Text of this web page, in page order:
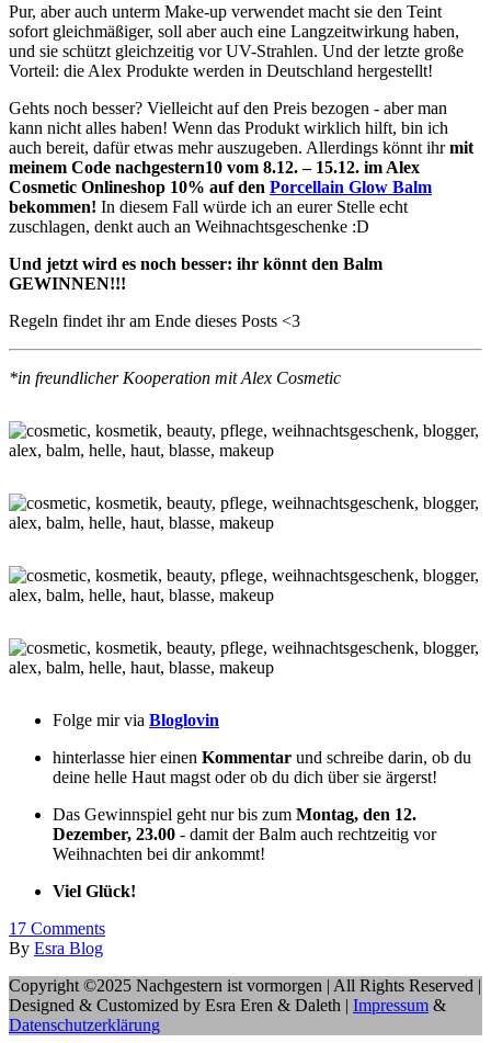
Pur, aber auch unterm Make-up verwendet macht sie den Teint
sofort gleichmäßiger, soll aber auch eine Langzeitwirkung haben,
und sie schützt gleichzeitig vor UV-Strahlen. Und der letzte große
Vorteil: die Alex Produkte werden in Deutschland hergestellt!
Gehts noch besser? Vielleicht auf den Preis bezogen - aber man
kann nicht alles haben! Wenn das Produkt wirklich hilft, bin ich
auch bereit, dafür etwas mehr auszugeben. Allerdings könnt ihrmit
meinem Code nachgestern10 vom 8.12. – 15.12. im Alex
Cosmetic Onlineshop 10% auf den Porcellain Glow Balm
bekommen! In diesem Fall würde ich an eurer Stelle echt
zuschlagen, denkt auch an Weihnachtsgeschenke :D
Und jetzt wird es noch besser: ihr könnt den Balm
GEWINNEN!!!
Regeln findet ihr am Ende dieses Posts <3
*in freundlicher Kooperation mit Alex Cosmetic
Folge mir via Bloglovin
hinterlasse hier einen Kommentar und schreibe darin, ob du
deine helle Haut magst oder ob du dich über sie ärgerst!
Das Gewinnspiel geht nur bis zum Montag, den 12.
Dezember, 23.00 - damit der Balm auch rechtzeitig vor
Weihnachten bei dir ankommt!
Viel Glück!
17 Comments
By Esra Blog
Copyright ©2025 Nachgestern ist vormorgen | All Rights Reserved |
Designed & Customized by Esra Eren & Daleth | Impressum &
Datenschutzerklärung